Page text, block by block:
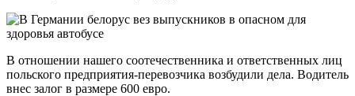
В отношении нашего соотечественника и ответственных лиц
польского предприятия-перевозчика возбудили дела. Водитель
внес залог в размере 600 евро.